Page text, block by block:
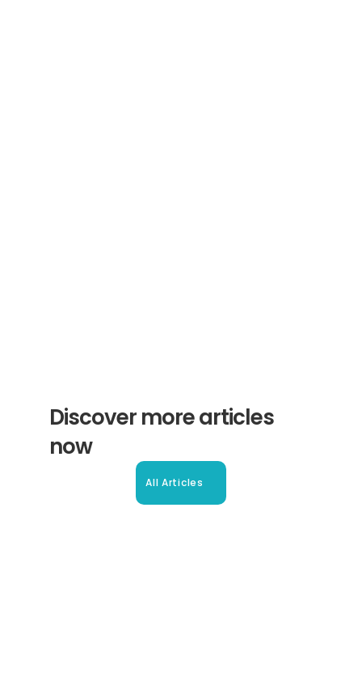
Discover more articles
now
All Articles